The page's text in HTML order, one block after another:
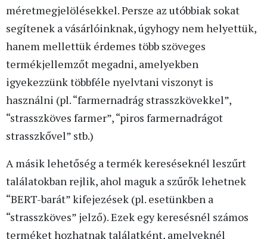
méretmegjelölésekkel. Persze az utóbbiak sokat
segítenek a vásárlóinknak, úgyhogy nem helyettük,
hanem mellettük érdemes több szöveges
termékjellemzőt megadni, amelyekben
igyekezzünk többféle nyelvtani viszonyt is
használni (pl. “farmernadrág strasszkövekkel”,
“strasszköves farmer”, “piros farmernadrágot
strasszkővel” stb.)
A másik lehetőség a termék kereséseknél leszűrt
találatokban rejlik, ahol maguk a szűrők lehetnek
“BERT-barát” kifejezések (pl. esetünkben a
“strasszköves” jelző). Ezek egy keresésnél számos
terméket hozhatnak találatként, amelyeknél